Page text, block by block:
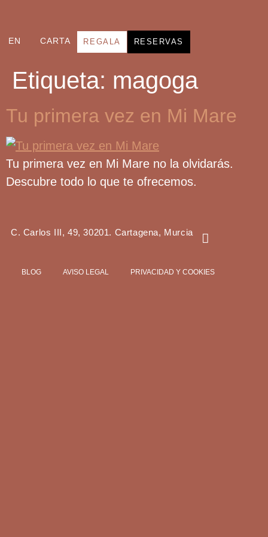
EN CARTA REGALA RESERVAS
Etiqueta: magoga
Tu primera vez en Mi Mare
Tu primera vez en Mi Mare no la olvidarás.
Descubre todo lo que te ofrecemos.
C. Carlos III, 49, 30201. Cartagena, Murcia
BLOG AVISO LEGAL PRIVACIDAD Y COOKIES